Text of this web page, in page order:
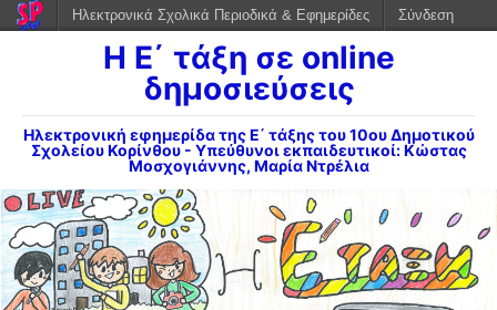
Η Ε΄ τάξη σε online
δημοσιεύσεις
Ηλεκτρονική εφημερίδα της Ε΄ τάξης του 10ου Δημοτικού
Σχολείου Κορίνθου - Υπεύθυνοι εκπαιδευτικοί: Κώστας
Μοσχογιάννης, Μαρία Ντρέλια
Ηλεκτρονικά Σχολικά Περιοδικά & Εφημερίδες Σύνδεση